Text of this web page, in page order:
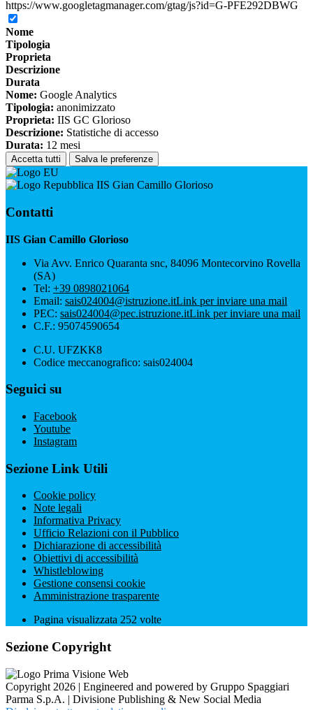
https://www.googletagmanager.com/gtag/js?id=G-PFE292DBWG
Nome
Tipologia
Proprieta
Descrizione
Durata
Nome: Google Analytics
Tipologia: anonimizzato
Proprieta: IIS GC Glorioso
Descrizione: Statistiche di accesso
Durata: 12 mesi
Accetta tutti Salva le preferenze
IIS Gian Camillo Glorioso
Contatti
IIS Gian Camillo Glorioso
Via Avv. Enrico Quaranta snc, 84096 Montecorvino Rovella
(SA)
Tel: +39 0898021064
Email: sais024004@istruzione.itLink per inviare una mail
PEC: sais024004@pec.istruzione.itLink per inviare una mail
C.F.: 95074590654
C.U. UFZKK8
Codice meccanografico: sais024004
Seguici su
Facebook
Youtube
Instagram
Sezione Link Utili
Cookie policy
Note legali
Informativa Privacy
Ufficio Relazioni con il Pubblico
Dichiarazione di accessibilità
Obiettivi di accessibilità
Whistleblowing
Gestione consensi cookie
Amministrazione trasparente
Pagina visualizzata 252 volte
Sezione Copyright
Copyright 2026 | Engineered and powered by Gruppo Spaggiari
Parma S.p.A. | Divisione Publishing & New Social Media